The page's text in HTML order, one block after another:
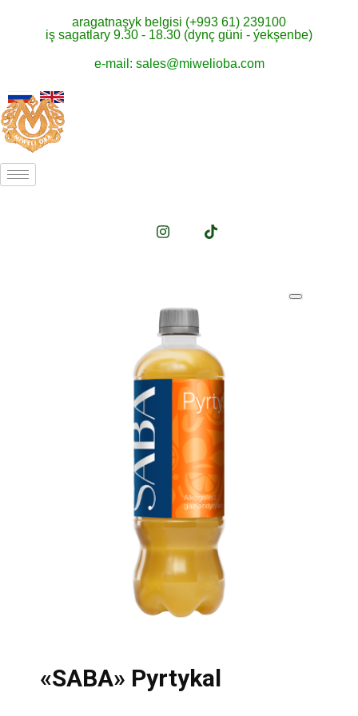
aragatnaşyk belgisi (+993 61) 239100
iş sagatlary 9.30 - 18.30 (dynç güni - ýekşenbe)
e-mail: sales@miwelioba.com
«SABA» Pyrtykal